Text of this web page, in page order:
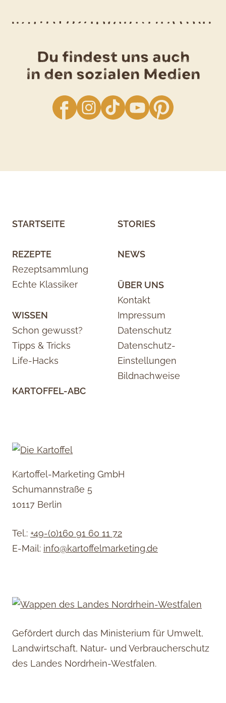
Du findest uns auch
in den sozialen Medien
facebookInstagram
TikTok YouTube
STARTSEITE
REZEPTE
Rezeptsammlung
Echte Klassiker
WISSEN
Schon gewusst?
Tipps & Tricks
Life-Hacks
KARTOFFEL-ABC
STORIES
NEWS
ÜBER UNS
Kontakt
Impressum
Datenschutz
Datenschutz-
Einstellungen
Bildnachweise
Kartoffel-Marketing GmbH
Schumannstraße 5
10117 Berlin
Tel.: +49-(0)160 91 60 11 72
E-Mail: info@kartoffelmarketing.de
Gefördert durch das Ministerium für Umwelt,
Landwirtschaft, Natur- und Verbraucherschutz
des Landes Nordrhein-Westfalen.